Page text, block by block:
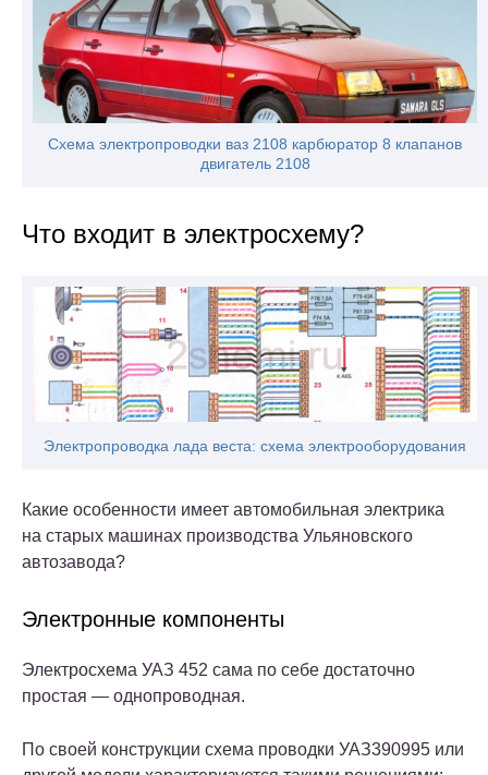
Схема электропроводки ваз 2108 карбюратор 8 клапанов
двигатель 2108
Что входит в электросхему?
Электропроводка лада веста: схема электрооборудования
Какие особенности имеет автомобильная электрика
на старых машинах производства Ульяновского
автозавода?
Электронные компоненты
Электросхема УАЗ 452 сама по себе достаточно
простая — однопроводная.
По своей конструкции схема проводки УАЗ390995 или